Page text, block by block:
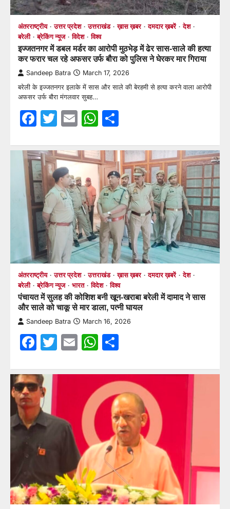
अंतरराष्ट्रीय उत्तर प्रदेश उत्तराखंड ख़ास ख़बर दमदार ख़बरें
देश
बरेली
ब्रेकिंग न्यूज विदेश विश्व
इज्जतनगर में डबल मर्डर का आरोपी मुठभेड़ में ढेर सास-साले की हत्या
कर फरार चल रहे अफसर उर्फ बौरा को पुलिस ने घेरकर मार गिराया
Sandeep Batra March 17, 2026
बरेली के इज्जतनगर इलाके में सास और साले की बेरहमी से हत्या करने वाला आरोपी
अफसर उर्फ बौरा मंगलवार सुबह…
Facebook
Twitter
EmailWhatsApp
अंतरराष्ट्रीय उत्तर प्रदेश उत्तराखंड ख़ास ख़बर दमदार ख़बरें
देश
बरेली
ब्रेकिंग न्यूज भारत विदेश विश्व
पंचायत में सुलह की कोशिश बनी खून-खराबा बरेली में दामाद ने सास
और साले को चाकू से मार डाला, पत्नी घायल
Sandeep Batra March 16, 2026
Facebook
Twitter
EmailWhatsApp